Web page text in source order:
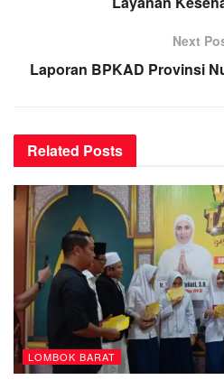
Next
Laporan BPKAD Provinsi
Related Posts
LOMBOK BARAT